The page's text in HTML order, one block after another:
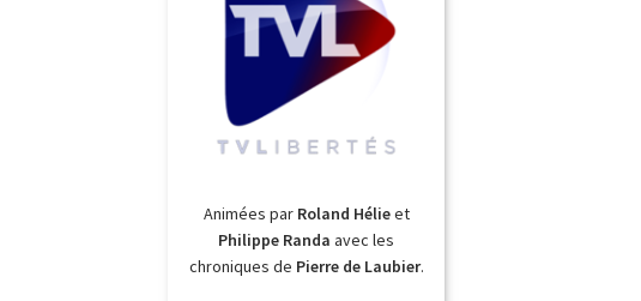
Animées par Roland Hélieet
Philippe Randa avec les
chroniques de Pierre de Laubier.